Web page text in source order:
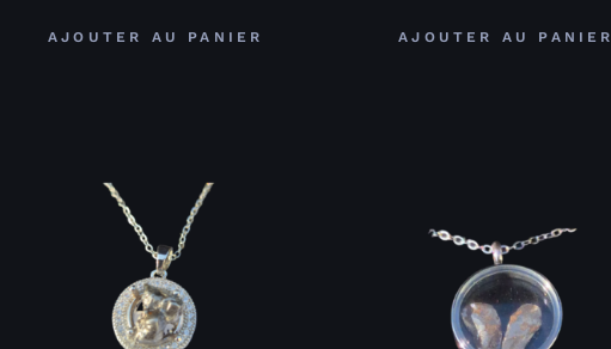
AJOUTER AU PANIER AJOUTER AU PANIER